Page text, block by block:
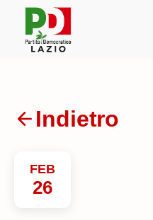
Indietro
FEB
26